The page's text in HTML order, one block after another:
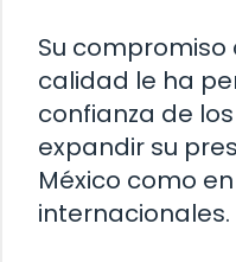
Su compromiso
calidad le ha
confianza de
expandir su
México como
internacionales.